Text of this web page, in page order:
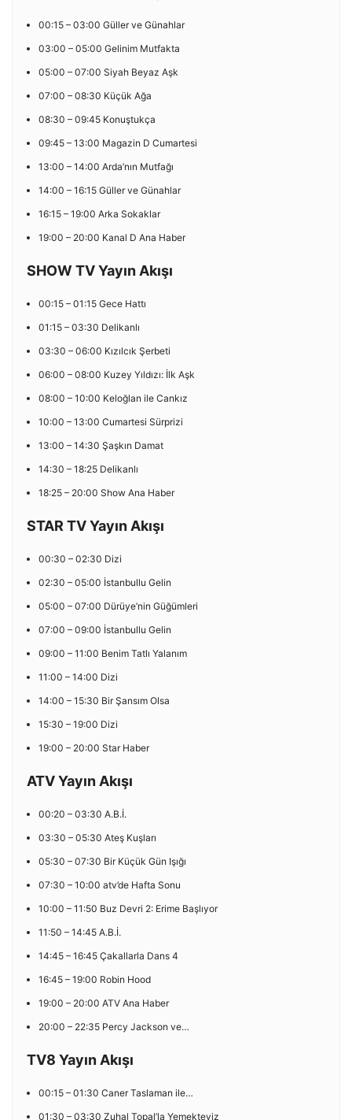
00:15 – 03:00 Güller ve Günahlar
03:00 – 05:00 Gelinim Mutfakta
05:00 – 07:00 Siyah Beyaz Aşk
07:00 – 08:30 Küçük Ağa
08:30 – 09:45 Konuştukça
09:45 – 13:00 Magazin D Cumartesi
13:00 – 14:00 Arda’nın Mutfağı
14:00 – 16:15 Güller ve Günahlar
16:15 – 19:00 Arka Sokaklar
19:00 – 20:00 Kanal D Ana Haber
SHOW TV Yayın Akışı
00:15 – 01:15 Gece Hattı
01:15 – 03:30 Delikanlı
03:30 – 06:00 Kızılcık Şerbeti
06:00 – 08:00 Kuzey Yıldızı: İlk Aşk
08:00 – 10:00 Keloğlan ile Cankız
10:00 – 13:00 Cumartesi Sürprizi
13:00 – 14:30 Şaşkın Damat
14:30 – 18:25 Delikanlı
18:25 – 20:00 Show Ana Haber
STAR TV Yayın Akışı
00:30 – 02:30 Dizi
02:30 – 05:00 İstanbullu Gelin
05:00 – 07:00 Dürüye’nin Güğümleri
07:00 – 09:00 İstanbullu Gelin
09:00 – 11:00 Benim Tatlı Yalanım
11:00 – 14:00 Dizi
14:00 – 15:30 Bir Şansım Olsa
15:30 – 19:00 Dizi
19:00 – 20:00 Star Haber
ATV Yayın Akışı
00:20 – 03:30 A.B.İ.
03:30 – 05:30 Ateş Kuşları
05:30 – 07:30 Bir Küçük Gün Işığı
07:30 – 10:00 atv’de Hafta Sonu
10:00 – 11:50 Buz Devri 2: Erime Başlıyor
11:50 – 14:45 A.B.İ.
14:45 – 16:45 Çakallarla Dans 4
16:45 – 19:00 Robin Hood
19:00 – 20:00 ATV Ana Haber
20:00 – 22:35 Percy Jackson ve…
TV8 Yayın Akışı
00:15 – 01:30 Caner Taslaman ile…
01:30 – 03:30 Zuhal Topal’la Yemekteyiz